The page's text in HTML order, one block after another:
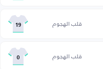
قلب الهجوم 19
قلب الهجوم 0